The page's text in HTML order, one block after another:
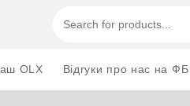
OLX Відгуки про нас на ФБ